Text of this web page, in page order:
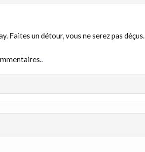
Faites un détour, vous ne serez pas déçus.
.